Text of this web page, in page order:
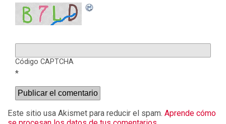
Código CAPTCHA
*
Este sitio usa Akismet para reducir el spam. Aprende cómo